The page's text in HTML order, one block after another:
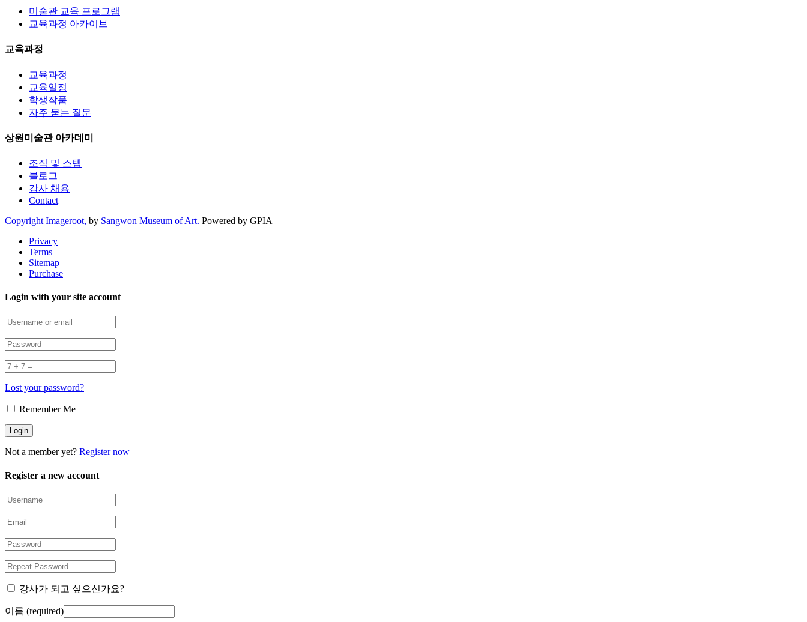
미술관 교육 프로그램
교육과정 아카이브
교육과정
교육과정
교육일정
학생작품
자주 묻는 질문
상원미술관 아카데미
조직 및 스텝
블로그
강사 채용
Contact
Copyright Imageroot, by Sangwon Museum of Art. Powered by GPIA
Privacy
Terms
Sitemap
Purchase
Login with your site account
Lost your password?
Remember Me
Not a member yet? Register now
Register a new account
강사가 되고 싶으신가요?
이름 (required)